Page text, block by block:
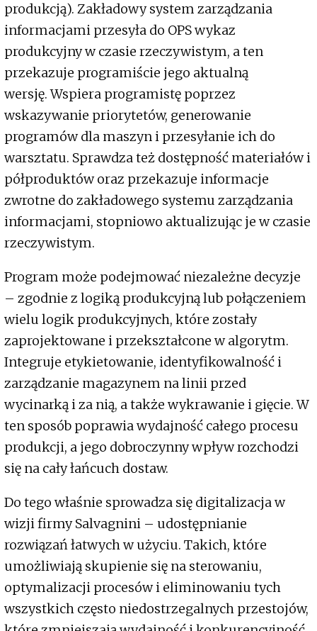
produkcją). Zakładowy system zarządzania
informacjami przesyła do OPS wykaz
produkcyjny w czasie rzeczywistym, a ten
przekazuje programiście jego aktualną
wersję. Wspiera programistę poprzez
wskazywanie priorytetów, generowanie
programów dla maszyn i przesyłanie ich do
warsztatu. Sprawdza też dostępność materiałów i
półproduktów oraz przekazuje informacje
zwrotne do zakładowego systemu zarządzania
informacjami, stopniowo aktualizując je w czasie
rzeczywistym.
Program może podejmować niezależne decyzje
– zgodnie z logiką produkcyjną lub połączeniem
wielu logik produkcyjnych, które zostały
zaprojektowane i przekształcone w algorytm.
Integruje etykietowanie, identyfikowalność i
zarządzanie magazynem na linii przed
wycinarką i za nią, a także wykrawanie i gięcie. W
ten sposób poprawia wydajność całego procesu
produkcji, a jego dobroczynny wpływ rozchodzi
się na cały łańcuch dostaw.
Do tego właśnie sprowadza się digitalizacja w
wizji firmy Salvagnini – udostępnianie
rozwiązań łatwych w użyciu. Takich, które
umożliwiają skupienie się na sterowaniu,
optymalizacji procesów i eliminowaniu tych
wszystkich często niedostrzegalnych przestojów,